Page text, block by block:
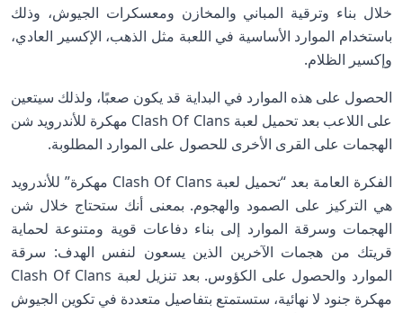
خلال بناء وترقية المباني والمخازن ومعسكرات الجيوش، وذلك
باستخدام الموارد الأساسية في اللعبة مثل الذهب، الإكسير العادي،
وإكسير الظلام.
الحصول على هذه الموارد في البداية قد يكون صعبًا، ولذلك سيتعين
على اللاعب بعد تحميل لعبة Clash Of Clans مهكرة للأندرويد شن
الهجمات على القرى الأخرى للحصول على الموارد المطلوبة.
الفكرة العامة بعد “تحميل لعبة Clash Of Clans مهكرة” للأندرويد
هي التركيز على الصمود والهجوم. بمعنى أنك ستحتاج خلال شن
الهجمات وسرقة الموارد إلى بناء دفاعات قوية ومتنوعة لحماية
قريتك من هجمات الآخرين الذين يسعون لنفس الهدف: سرقة
الموارد والحصول على الكؤوس. بعد تنزيل لعبة Clash Of Clans
مهكرة جنود لا نهائية، ستستمتع بتفاصيل متعددة في تكوين الجيوش